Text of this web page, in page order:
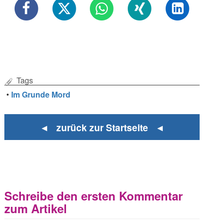
Tags
• Im Grunde Mord
◄ zurück zur Startseite ◄
Schreibe den ersten Kommentar
zum Artikel